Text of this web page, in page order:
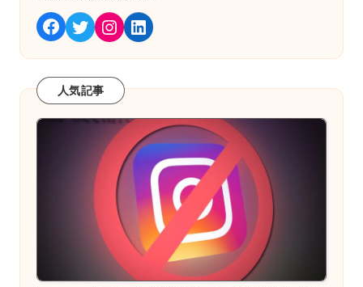
Facebook
Twitter
Instagram
LinkedIn
人気記事